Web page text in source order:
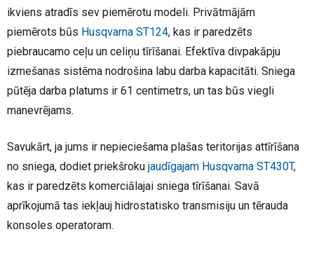
ikviens atradīs sev piemērotu modeli. Privātmājām
piemērots būs Husqvarna ST124, kas ir paredzēts
piebraucamo ceļu un celiņu tīrīšanai. Efektīva divpakāpju
izmešanas sistēma nodrošina labu darba kapacitāti. Sniega
pūtēja darba platums ir 61 centimetrs, un tas būs viegli
manevrējams.
Savukārt, ja jums ir nepieciešama plašas teritorijas attīrīšana
no sniega, dodiet priekšroku jaudīgajam Husqvarna ST430T,
kas ir paredzēts komerciālajai sniega tīrīšanai. Savā
aprīkojumā tas iekļauj hidrostatisko transmisiju un tērauda
konsoles operatoram.